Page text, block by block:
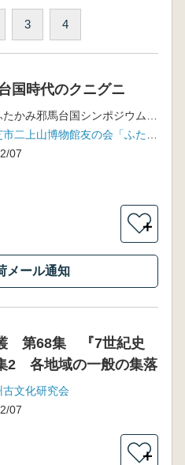
3 4
国時代のクニグニ
07
＋
メール通知
第68集 『7世紀史
2 各地域の一般の集落
古文化研究会
07
＋